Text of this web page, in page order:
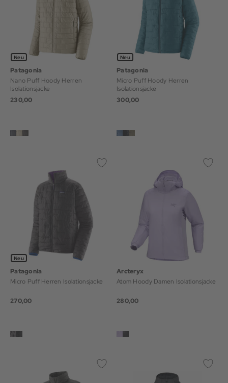
Neu
Patagonia
Nano Puff Hoody Herren
Isolationsjacke
230,00
Neu
Patagonia
Micro Puff Hoody Herren
Isolationsjacke
300,00
Neu
Patagonia
Micro Puff Herren Isolationsjacke
270,00
Arcteryx
Atom Hoody Damen Isolationsjacke
280,00